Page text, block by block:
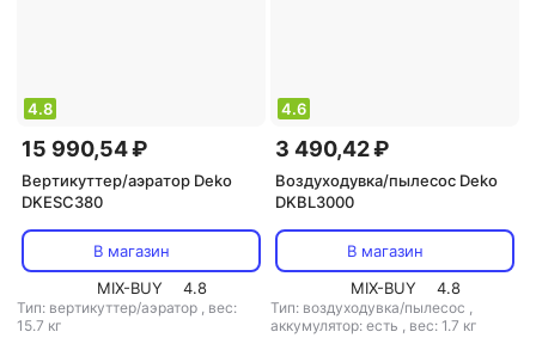
4.8
15 990,54 ₽
Вертикуттер/аэратор Deko
DKESC380
В магазин
MIX-BUY
4.8
Тип: вертикуттер/аэратор , вес:
15.7 кг
4.6
3 490,42 ₽
Воздуходувка/пылесос Deko
DKBL3000
В магазин
MIX-BUY
4.8
Тип: воздуходувка/пылесос ,
аккумулятор: есть , вес: 1.7 кг